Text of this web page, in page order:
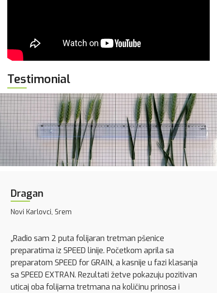
Testimonial
Dragan
Novi Karlovci, Srem
„Radio sam 2 puta folijaran tretman pšenice
preparatima iz SPEED linije. Početkom aprila sa
preparatom SPEED for GRAIN, a kasnije u fazi klasanja
sa SPEED EXTRAN. Rezultati žetve pokazuju pozitivan
uticaj oba folijarna tretmana na količinu prinosa i